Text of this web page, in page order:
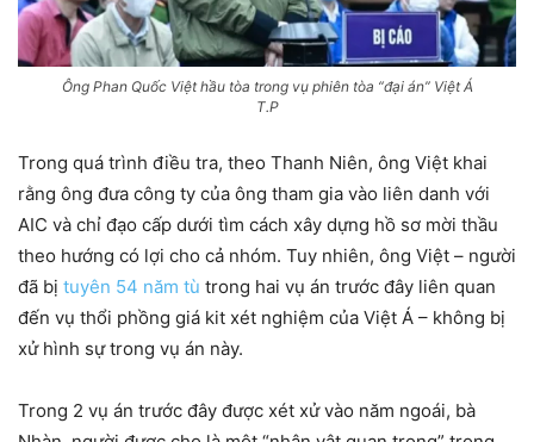
Ông Phan Quốc Việt hầu tòa trong vụ phiên tòa “đại án” Việt Á
T.P
Trong quá trình điều tra, theo Thanh Niên, ông Việt khai
rằng ông đưa công ty của ông tham gia vào liên danh với
AIC và chỉ đạo cấp dưới tìm cách xây dựng hồ sơ mời thầu
theo hướng có lợi cho cả nhóm. Tuy nhiên, ông Việt – người
đã bị tuyên 54 năm tù trong hai vụ án trước đây liên quan
đến vụ thổi phồng giá kit xét nghiệm của Việt Á – không bị
xử hình sự trong vụ án này.
Trong 2 vụ án trước đây được xét xử vào năm ngoái, bà